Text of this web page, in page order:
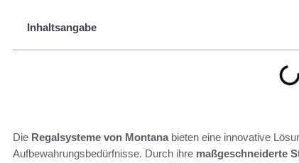
Inhaltsangabe
Die Regalsysteme von Montanabieten eine innovative
Aufbewahrungsbedürfnisse. Durch ihre maßgeschneiderte